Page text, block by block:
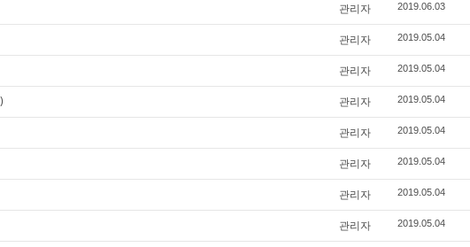
관리자 2019.06.03
관리자 2019.05.04
관리자 2019.05.04
관리자 2019.05.04
관리자 2019.05.04
관리자 2019.05.04
관리자 2019.05.04
관리자 2019.05.04